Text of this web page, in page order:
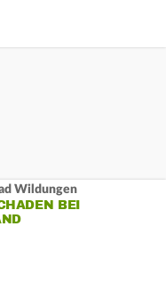
Wildungen
BEI